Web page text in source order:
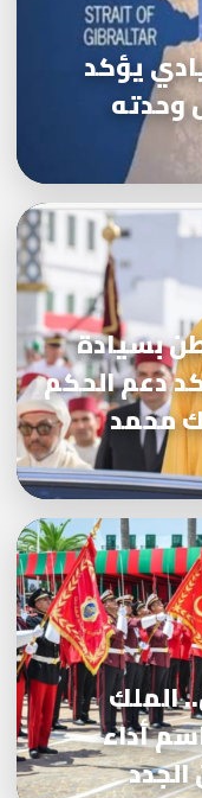
يؤكد
وحدته
بسيادة
دعم الحكم
محمد
الملك
أداء